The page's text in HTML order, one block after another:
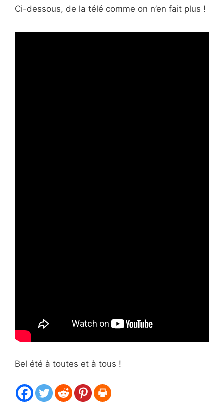
Ci-dessous, de la télé comme on n’en fait plus !
Bel été à toutes et à tous !